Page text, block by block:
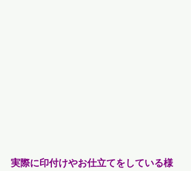
実際に印付けやお仕立てをしている様